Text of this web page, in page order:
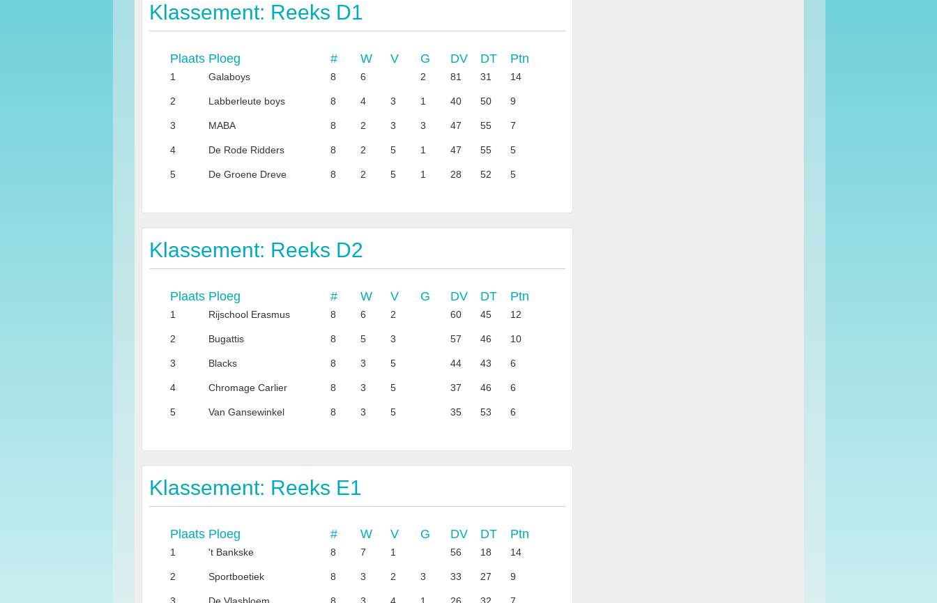
Klassement: Reeks D1
Plaats Ploeg # W V G DV DT Ptn
1 Galaboys 8 6 2 81 31 14
2 Labberleute boys 8 4 3 1 40 50 9
3 MABA 8 2 3 3 47 55 7
4 De Rode Ridders 8 2 5 1 47 55 5
5 De Groene Dreve 8 2 5 1 28 52 5
Klassement: Reeks D2
Plaats Ploeg # W V G DV DT Ptn
1 Rijschool Erasmus 8 6 2 60 45 12
2 Bugattis 8 5 3 57 46 10
3 Blacks 8 3 5 44 43 6
4 Chromage Carlier 8 3 5 37 46 6
5 Van Gansewinkel 8 3 5 35 53 6
Klassement: Reeks E1
Plaats Ploeg # W V G DV DT Ptn
1 't Bankske 8 7 1 56 18 14
2 Sportboetiek 8 3 2 3 33 27 9